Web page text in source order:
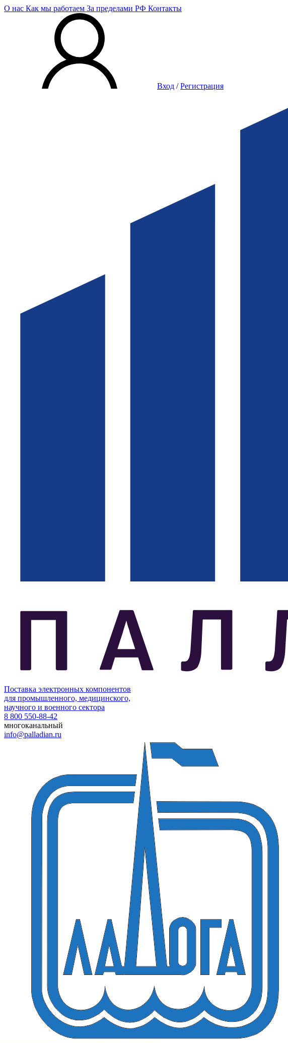
О нас Как мы работаем За пределами РФ Контакты
Вход /Регистрация
Поставка электронных компонентов
для промышленного, медицинского,
научного и военного сектора
8 800 550-88-42
многоканальный
info@palladian.ru